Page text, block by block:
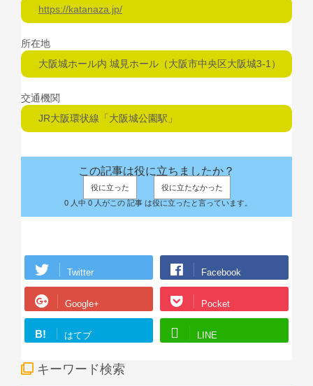
https://katanaza.jp/
所在地
大阪城ホール内 城見ホール（大阪市中央区大阪城3-1）
交通機関
JR大阪環状線「大阪城公園駅」
この記事は役に立ちましたか？
役に立った
役に立たなかった
0 人中 0 人がこの 記事 は役に立ったと言っています。
Twitter Facebook
Google+ Pocket
B! はてブ LINE
キーワード検索